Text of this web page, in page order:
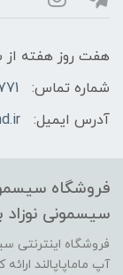
هفت روز هفته از ساعت 9 تا 21
شماره تماس:
آدرس ایمیل:
فروشگاه
سیسمونی نوزاد
فروشگاه اینترنتی
آپ ماماپاپالند